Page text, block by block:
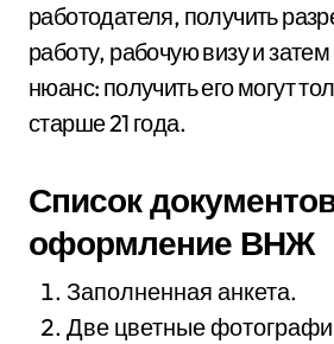
работодателя, получить
работу, рабочую визу и
нюанс: получить его могут
старше 21 года.
Список
оформление ВНЖ
Заполненная анкета.
Две цветные